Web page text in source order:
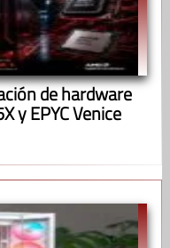
de hardware
y EPYC Venice